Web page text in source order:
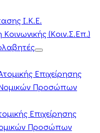
Ι.Κ.Ε.
(Κοιν.Σ.Επ.)
Επιχείρησης
Προσώπων
Επιχείρησης
Προσώπων